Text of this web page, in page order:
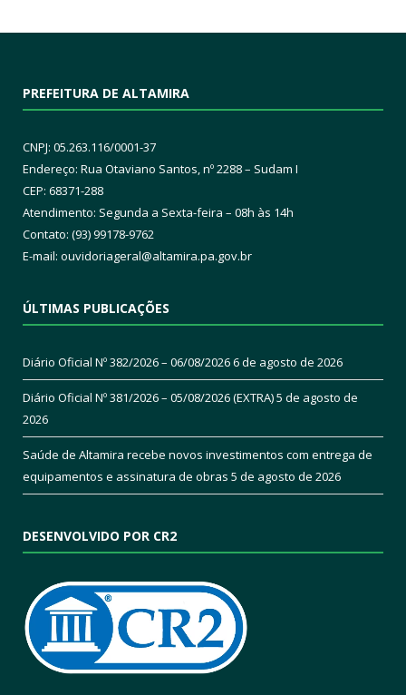
PREFEITURA DE ALTAMIRA
CNPJ: 05.263.116/0001-37
Endereço: Rua Otaviano Santos, nº 2288 – Sudam I
CEP: 68371-288
Atendimento: Segunda a Sexta-feira – 08h às 14h
Contato: (93) 99178-9762
E-mail: ouvidoriageral@altamira.pa.gov.br
ÚLTIMAS PUBLICAÇÕES
Diário Oficial Nº 382/2026 – 06/08/20266 de agosto de 2026
Diário Oficial Nº 381/2026 – 05/08/2026 (EXTRA)5 de agosto de
2026
Saúde de Altamira recebe novos investimentos com entrega de
equipamentos e assinatura de obras 5 de agosto de 2026
DESENVOLVIDO POR CR2